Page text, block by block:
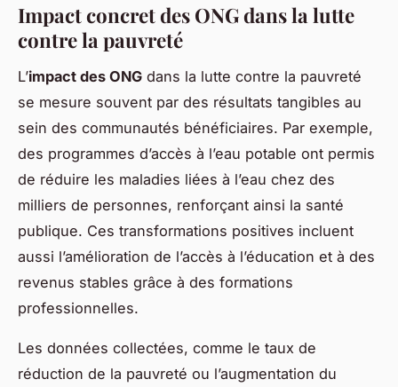
Impact concret des ONG dans la lutte
contre la pauvreté
L’impact des ONG dans la lutte contre la pauvreté
se mesure souvent par des résultats tangibles au
sein des communautés bénéficiaires. Par exemple,
des programmes d’accès à l’eau potable ont permis
de réduire les maladies liées à l’eau chez des
milliers de personnes, renforçant ainsi la santé
publique. Ces transformations positives incluent
aussi l’amélioration de l’accès à l’éducation et à des
revenus stables grâce à des formations
professionnelles.
Les données collectées, comme le taux de
réduction de la pauvreté ou l’augmentation du